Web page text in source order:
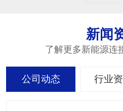
新闻
了解更多新能源连
公司动态 行业